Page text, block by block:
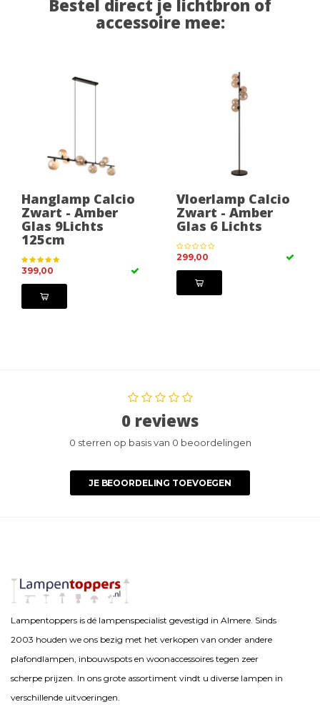
Bestel direct je lichtbron of
accessoire mee:
Hanglamp Calcio
Zwart - Amber
Glas 9Lichts
125cm
399,00
Vloerlamp Calcio
Zwart - Amber
Glas 6 Lichts
299,00
0 reviews
0 sterren op basis van 0 beoordelingen
JE BEOORDELING TOEVOEGEN
Lampentoppers is dé lampenspecialist gevestigd in Almere. Sinds
2003 houden we ons bezig met het verkopen van onder andere
plafondlampen, inbouwspots en woonaccessoires tegen zeer
scherpe prijzen. In ons grote assortiment vindt u diverse lampen in
verschillende uitvoeringen.